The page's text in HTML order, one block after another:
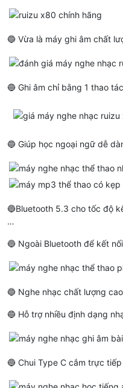
🔵 Vừa là máy ghi âm chất
🔵 Ghi âm chỉ bằng 1 thao
🔵 Giúp học ngoại ngữ dễ
🔵Bluetooth 5.3 cho tốc độ
…
🔵 Ngoài Bluetooth để kết
🔵 Nghe nhạc chất lượng cao
🔵 Hỗ trợ nhiều định dạng
🔵 Chui Type C cắm trực